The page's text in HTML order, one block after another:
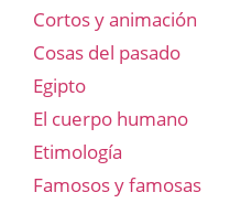
Cortos y animación
Cosas del pasado
Egipto
El cuerpo humano
Etimología
Famosos y famosas